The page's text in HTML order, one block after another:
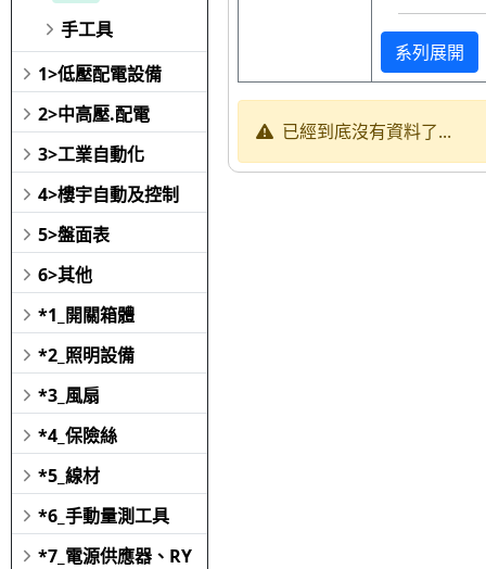
手工具
1>低壓配電設備
2>中高壓.配電
3>工業自動化
4>樓宇自動及控制
5>盤面表
6>其他
*1_開關箱體
*2_照明設備
*3_風扇
*4_保險絲
*5_線材
*6_手動量測工具
*7_電源供應器、RY
系列展開
已經到底沒有資料了...